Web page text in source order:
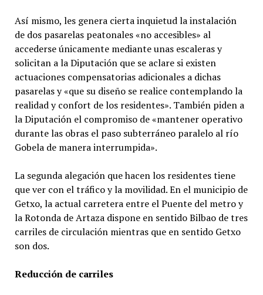
Así mismo, les genera cierta inquietud la instalación
de dos pasarelas peatonales «no accesibles» al
accederse únicamente mediante unas escaleras y
solicitan a la Diputación que se aclare si existen
actuaciones compensatorias adicionales a dichas
pasarelas y «que su diseño se realice contemplando la
realidad y confort de los residentes». También piden a
la Diputación el compromiso de «mantener operativo
durante las obras el paso subterráneo paralelo al río
Gobela de manera interrumpida».
La segunda alegación que hacen los residentes tiene
que ver con el tráfico y la movilidad. En el municipio de
Getxo, la actual carretera entre el Puente del metro y
la Rotonda de Artaza dispone en sentido Bilbao de tres
carriles de circulación mientras que en sentido Getxo
son dos.
Reducción de carriles